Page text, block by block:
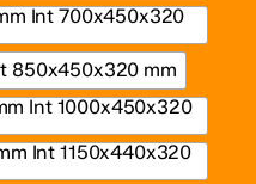
Int 700x450x320
850x450x320 mm
Int 1000x450x320
Int 1150x440x320